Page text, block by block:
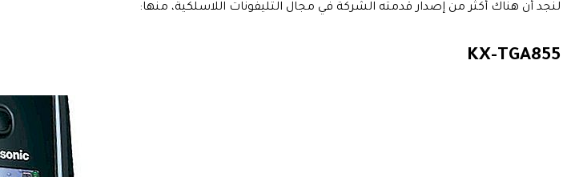
لنجد أن هناك أكثر من إصدار قدمته الشركة في مجال التليفونات اللاسلكية، منها:
KX-TGA855